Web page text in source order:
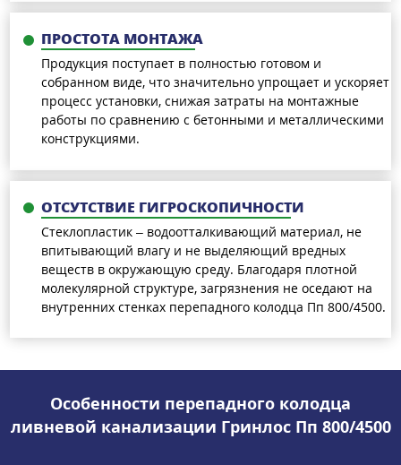
ПРОСТОТА МОНТАЖА
Продукция поступает в полностью готовом и
собранном виде, что значительно упрощает и ускоряет
процесс установки, снижая затраты на монтажные
работы по сравнению с бетонными и металлическими
конструкциями.
ОТСУТСТВИЕ ГИГРОСКОПИЧНОСТИ
Стеклопластик – водоотталкивающий материал, не
впитывающий влагу и не выделяющий вредных
веществ в окружающую среду. Благодаря плотной
молекулярной структуре, загрязнения не оседают на
внутренних стенках перепадного колодца Пп 800/4500.
Особенности перепадного колодца
ливневой канализации Гринлос Пп 800/4500